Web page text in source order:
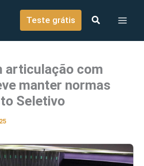
Teste grátis
articulação com
manter normas
Seletivo